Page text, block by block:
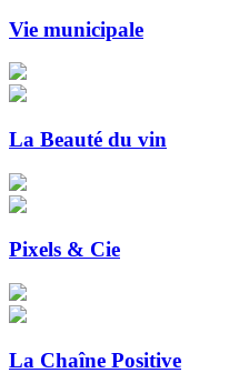
Vie municipale
La Beauté du vin
Pixels & Cie
La Chaîne Positive